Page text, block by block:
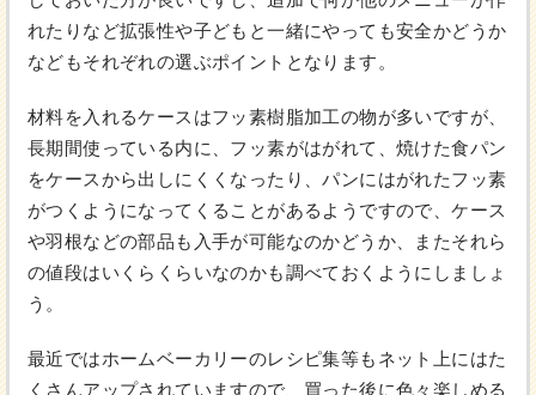
れたりなど拡張性や子どもと一緒にやっても安全かどうか
などもそれぞれの選ぶポイントとなります。
材料を入れるケースはフッ素樹脂加工の物が多いですが、
長期間使っている内に、フッ素がはがれて、焼けた食パン
をケースから出しにくくなったり、パンにはがれたフッ素
がつくようになってくることがあるようですので、ケース
や羽根などの部品も入手が可能なのかどうか、またそれら
の値段はいくらくらいなのかも調べておくようにしましょ
う。
最近ではホームベーカリーのレシピ集等もネット上にはた
くさんアップされていますので、買った後に色々楽しめる